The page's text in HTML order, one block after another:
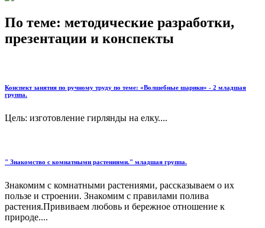
По теме: методические разработки,
презентации и конспекты
Конспект занятия по ручному труду по теме: «Волшебные шарики» - 2 младшая
группа.
Цель: изготовление гирлянды на елку....
" Знакомство с комнатными растениями." младшая группа.
Знакомим с комнатными растениями, рассказываем о их
пользе и строении. Знакомим с правилами полива
растения.Прививаем любовь и бережное отношение к
природе....